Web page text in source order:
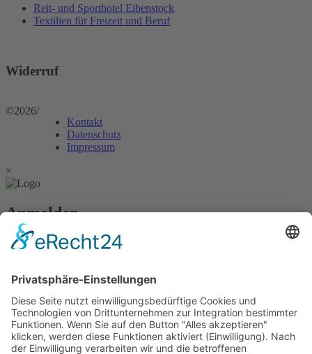
Reit- und Sporthotel Eibenstock
Textilien für Freizeit und Beruf
Widerruf
©2026/
Kontakt
Datenschutz
Impressum
×
Anmelden
Passwort vergessen?
Angemeldet bleiben
Anmelden